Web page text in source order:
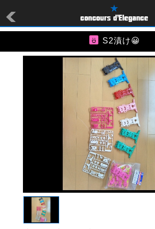
S2漬け😀